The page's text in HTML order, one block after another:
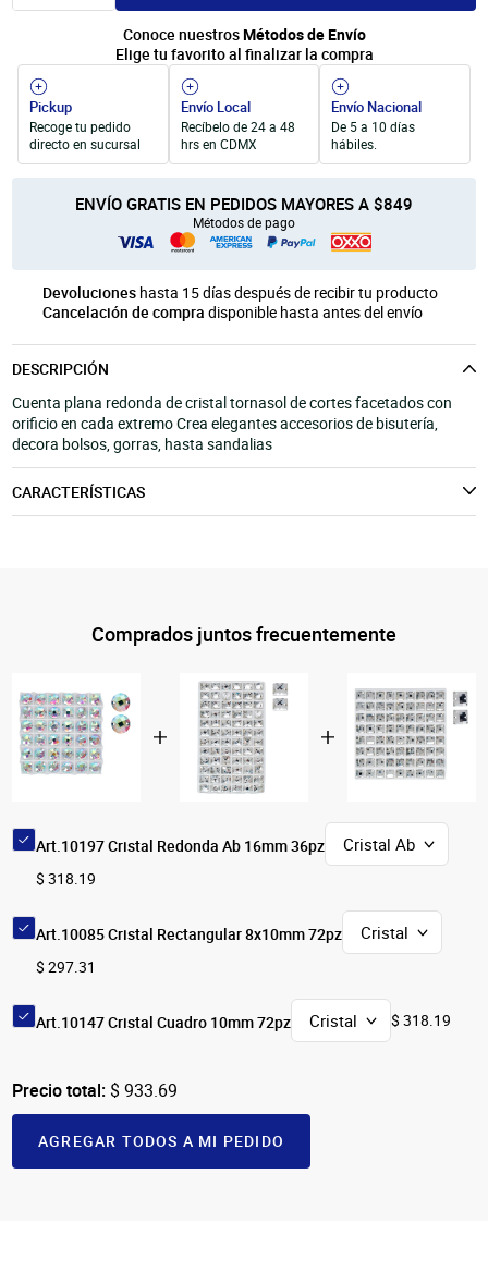
Unicel
Productos para Personalización
Velas y Portavelas
Quinqués
Manualidades Navideñas
Conoce nuestrosMétodos de Envío
Elige tu favorito al finalizar la compra
Pickup
Recoge tu pedido
directo en sucursal
Envío Local
Recíbelo de 24 a 48
hrs en CDMX
Envío Nacional
De 5 a 10 días
hábiles.
ENVÍO GRATIS EN PEDIDOS MAYORES A $849
Métodos de pago
Devoluciones hasta 15 días después de recibir tu producto
Cancelación de compra disponible hasta antes del envío
DESCRIPCIÓN
Cuenta plana redonda de cristal tornasol de cortes facetados con
orificio en cada extremo Crea elegantes accesorios de bisutería,
decora bolsos, gorras, hasta sandalias
CARACTERÍSTICAS
Comprados juntos frecuentemente
Art.10197 Cristal Redonda Ab 16mm 36pz
$ 318.19
Art.10085 Cristal Rectangular 8x10mm 72pz
$ 297.31
Art.10147 Cristal Cuadro 10mm 72pz $ 318.19
Precio total: $ 933.69
AGREGAR TODOS A MI PEDIDO